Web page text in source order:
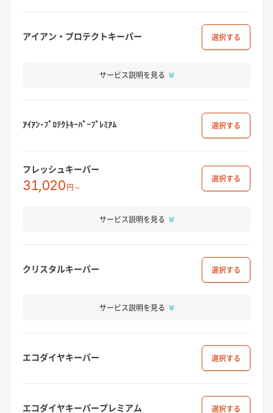
アイアン・プロテクトキーパー 選択
サービス説明を見る
ｱｲｱﾝ･ﾌﾟﾛﾃｸﾄｷｰﾊﾟｰﾌﾟﾚﾐｱﾑ 選択
フレッシュキーパー
31,020円～
選択
サービス説明を見る
クリスタルキーパー 選択
サービス説明を見る
エコダイヤキーパー 選択
エコダイヤキーパープレミアム 選択